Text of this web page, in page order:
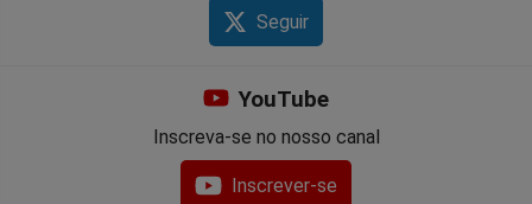
Seguir
YouTube
Inscreva-se no nosso canal
Inscrever-se